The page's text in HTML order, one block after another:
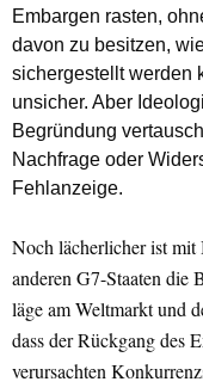
Embargen rasten,
davon zu besitzen,
sichergestellt werden
unsicher. Aber
Begründung
Nachfrage oder
Fehlanzeige.
Noch lächerlicher ist
anderen G7-Staaten die
läge am Weltmarkt und
dass der Rückgang des
verursachten